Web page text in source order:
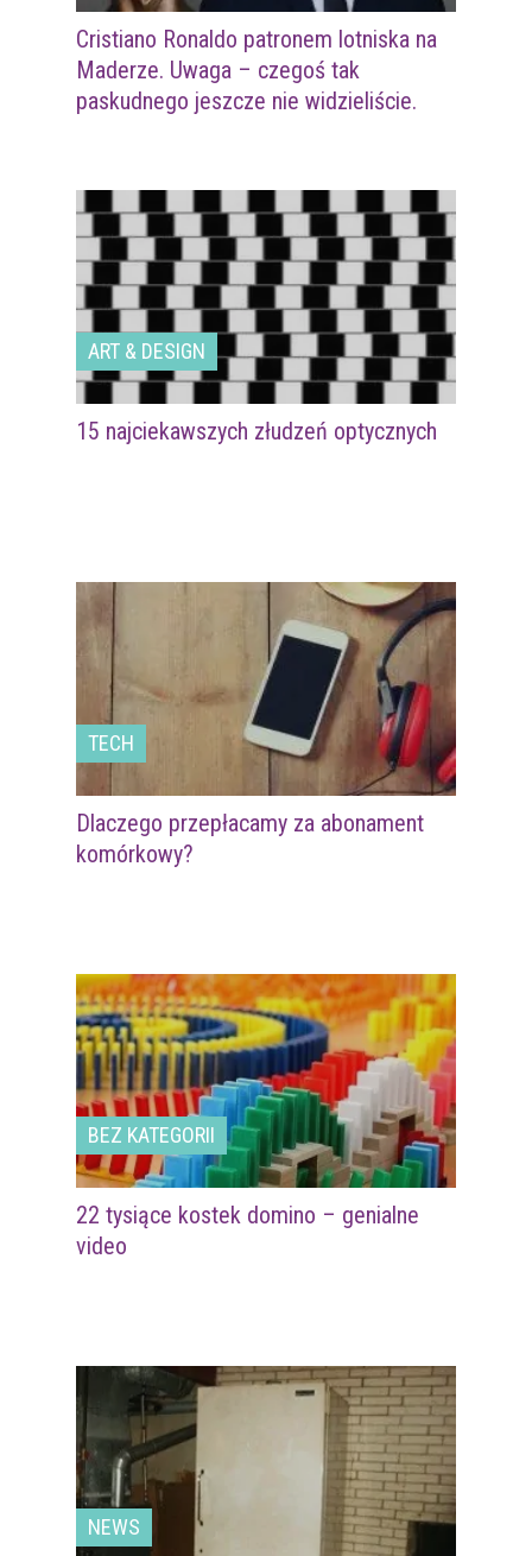
Cristiano Ronaldo patronem lotniska na
Maderze. Uwaga – czegoś tak
paskudnego jeszcze nie widzieliście.
ART & DESIGN
15 najciekawszych złudzeń optycznych
TECH
Dlaczego przepłacamy za abonament
komórkowy?
BEZ KATEGORII
22 tysiące kostek domino – genialne
video
NEWS